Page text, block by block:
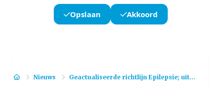
Opslaan Akkoord
HomeNieuws Geactualiseerde richtlijn Epilepsie; uit...